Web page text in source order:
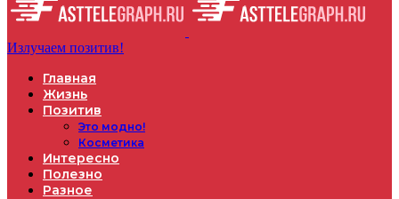
Излучаем позитив!
Главная
Жизнь
Позитив
Это модно!
Косметика
Интересно
Полезно
Разное